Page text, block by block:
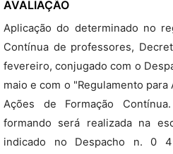
AVALIAÇÃO
Aplicação do determinado no
Contínua de professores,
fevereiro, conjugado com o
maio e com o "Regulamento
Ações de Formação
formando será realizada na
indicado no Despacho n. 0